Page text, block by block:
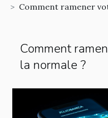
Comment ramener
Comment
la normale ?